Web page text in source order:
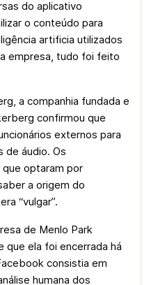
do aplicativo
o conteúdo para
artificia utilizados
empresa, tudo foi feito
a companhia fundada e
confirmou que
externos para
de áudio. Os
optaram por
a origem do
“vulgar”.
de Menlo Park
que ela foi encerrada há
consistia em
humana dos